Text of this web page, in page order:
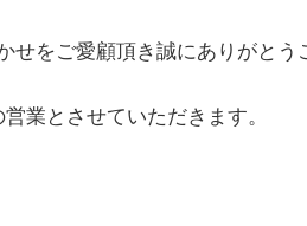
せをご愛顧頂き誠にありがとう
業とさせていただきます。